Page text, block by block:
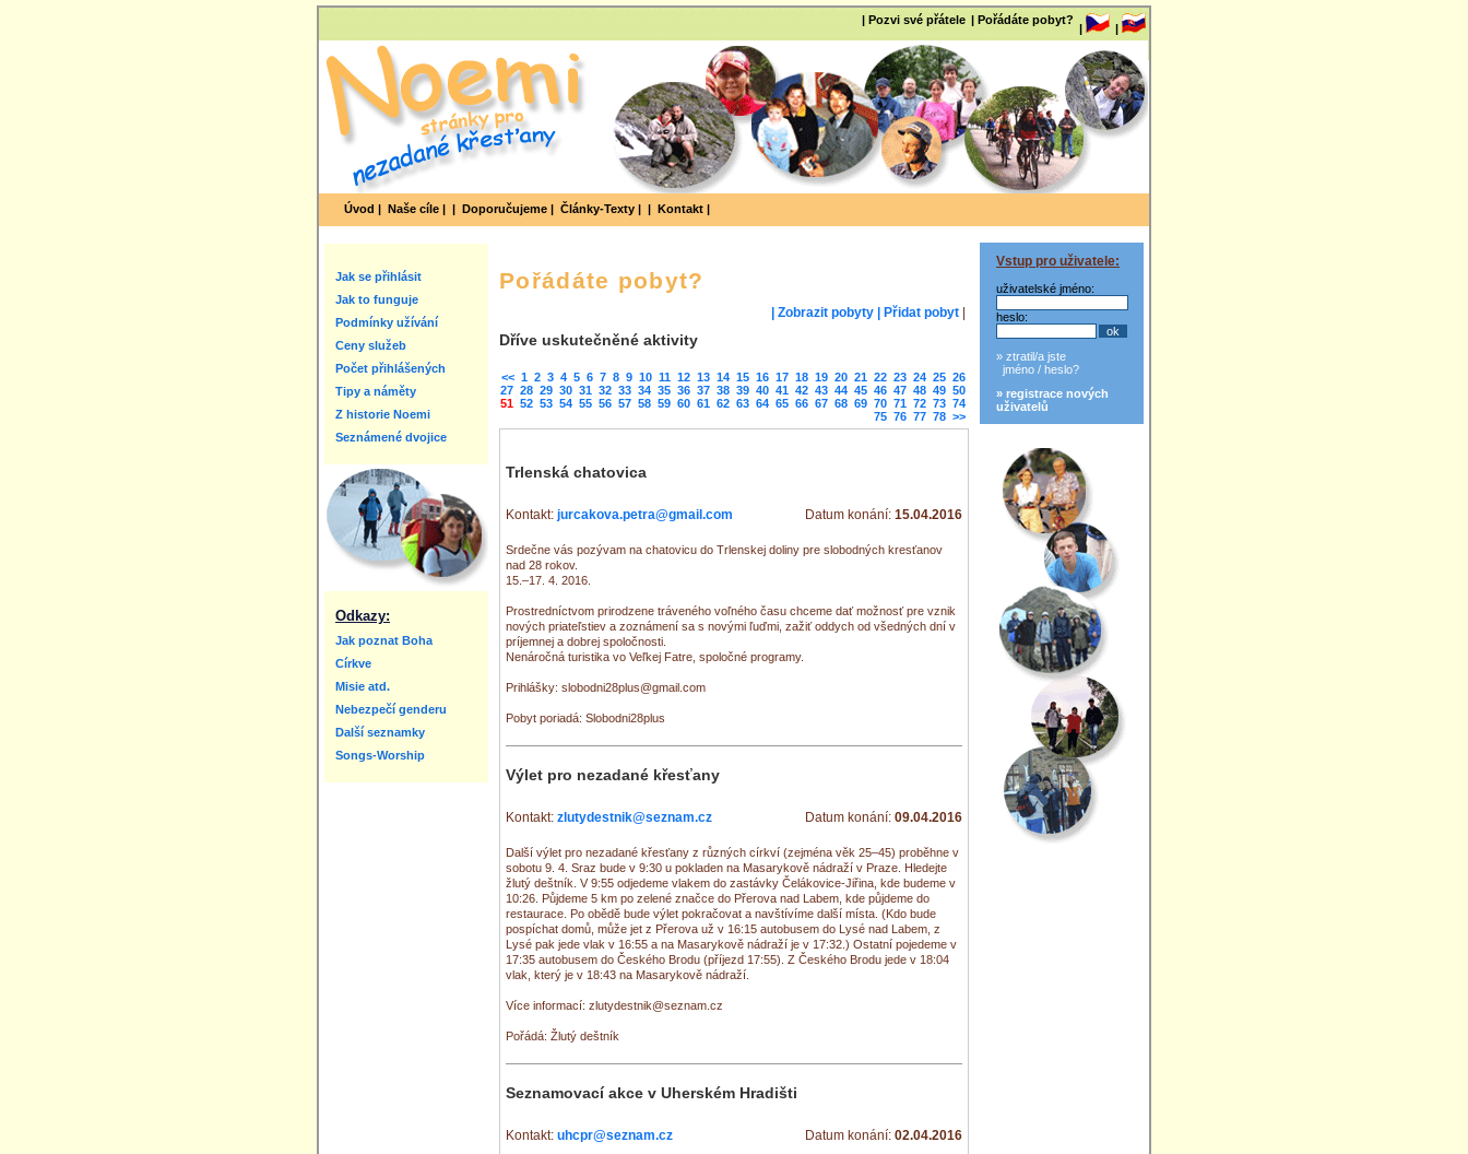
| Pozvi své přátele | Pořádáte pobyt?
| |
Úvod | Naše cíle | | Doporučujeme | Články-Texty | | Kontakt |
Jak se přihlásit
Jak to funguje
Podmínky užívání
Ceny služeb
Počet přihlášených
Tipy a náměty
Z historie Noemi
Seznámené dvojice
Odkazy:
Jak poznat Boha
Církve
Misie atd.
Nebezpečí genderu
Další seznamky
Songs-Worship
Pořádáte pobyt?
| Zobrazit pobyty | Přidat pobyt
Dříve uskutečněné aktivity
<< 1 2 3 4 5 6 7 8 9 10 11 12 13 14 15 16 17 18 19 20 21 22 23 24 25 26
27 28 29 30 31 32 33 34 35 36 37 38 39 40 41 42 43 44 45 46 47 48 49 50
51 52 53 54 55 56 57 58 59 60 61 62 63 64 65 66 67 68 69 70 71 72 73 74
75 76 77 78 >>
Trlenská chatovica
Kontakt: jurcakova.petra@gmail.com Datum konání: 15.04.2016
Srdečne vás pozývam na chatovicu do Trlenskej doliny pre slobodných kresťanov
nad 28 rokov.
15.–17. 4. 2016.
Prostredníctvom prirodzene tráveného voľného času chceme dať možnosť pre vznik
nových priateľstiev a zoznámení sa s novými ľuďmi, zažiť oddych od všedných dní v
príjemnej a dobrej spoločnosti.
Nenáročná turistika vo Veľkej Fatre, spoločné programy.
Prihlášky: slobodni28plus@gmail.com
Pobyt poriadá: Slobodni28plus
Výlet pro nezadané křesťany
Kontakt: zlutydestnik@seznam.cz Datum konání: 09.04.2016
Další výlet pro nezadané křesťany z různých církví (zejména věk 25–45) proběhne v
sobotu 9. 4. Sraz bude v 9:30 u pokladen na Masarykově nádraží v Praze. Hledejte
žlutý deštník. V 9:55 odjedeme vlakem do zastávky Čelákovice-Jiřina, kde budeme v
10:26. Půjdeme 5 km po zelené značce do Přerova nad Labem, kde půjdeme do
restaurace. Po obědě bude výlet pokračovat a navštívíme další místa. (Kdo bude
pospíchat domů, může jet z Přerova už v 16:15 autobusem do Lysé nad Labem, z
Lysé pak jede vlak v 16:55 a na Masarykově nádraží je v 17:32.) Ostatní pojedeme v
17:35 autobusem do Českého Brodu (příjezd 17:55). Z Českého Brodu jede v 18:04
vlak, který je v 18:43 na Masarykově nádraží.
Více informací: zlutydestnik@seznam.cz
Pořádá: Žlutý deštník
Seznamovací akce v Uherském Hradišti
Kontakt: uhcpr@seznam.cz Datum konání: 02.04.2016
Vstup pro uživatele:
uživatelské jméno:
heslo:
» ztratil/a jste
jméno / heslo?
» registrace nových
uživatelů